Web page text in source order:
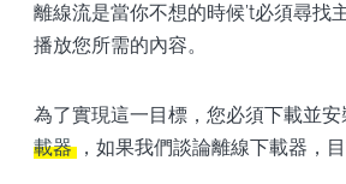
離線流是當你不想的時候’t必須尋找
播放您所需的內容。
為了實現這一目標，您必須下載並安
載器，如果我們談論離線下載器，目